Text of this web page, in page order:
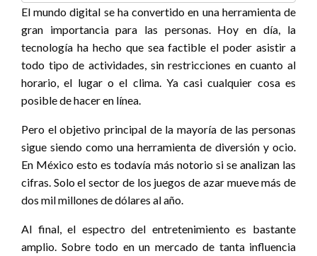
El mundo digital se ha convertido en una herramienta de
gran importancia para las personas. Hoy en día, la
tecnología ha hecho que sea factible el poder asistir a
todo tipo de actividades, sin restricciones en cuanto al
horario, el lugar o el clima. Ya casi cualquier cosa es
posible de hacer en línea.
Pero el objetivo principal de la mayoría de las personas
sigue siendo como una herramienta de diversión y ocio.
En México esto es todavía más notorio si se analizan las
cifras. Solo el sector de los juegos de azar mueve más de
dos mil millones de dólares al año.
Al final, el espectro del entretenimiento es bastante
amplio. Sobre todo en un mercado de tanta influencia